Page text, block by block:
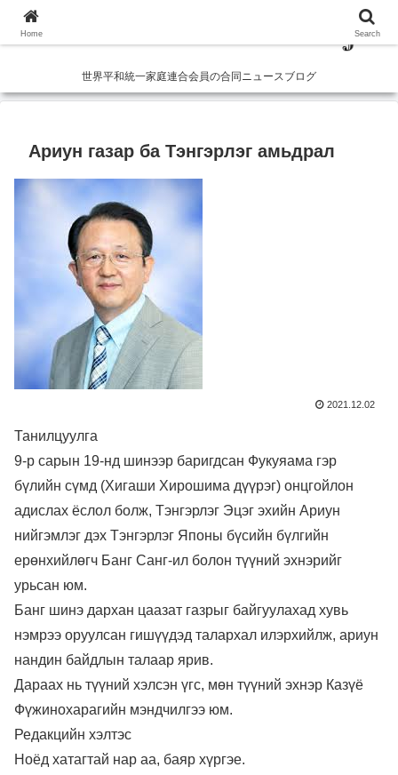
世界平和統一家庭連合会員の合同ニュースブログ
Ариун газар ба Тэнгэрлэг амьдрал
2021.12.02
Танилцуулга
9-р сарын 19-нд шинээр баригдсан Фукуяама гэр
бүлийн сүмд (Хигаши Хирошима дүүрэг) онцгойлон
адислах ёслол болж, Тэнгэрлэг Эцэг эхийн Ариун
нийгэмлэг дэх Тэнгэрлэг Японы бүсийн бүлгийн
ерөнхийлөгч Банг Санг-ил болон түүний эхнэрийг
урьсан юм.
Банг шинэ дархан цаазат газрыг байгуулахад хувь
нэмрээ оруулсан гишүүдэд талархал илэрхийлж, ариун
нандин байдлын талаар ярив.
Дараах нь түүний хэлсэн үгс, мөн түүний эхнэр Казүё
Фүжинохарагийн мэндчилгээ юм.
Редакцийн хэлтэс
Ноёд хатагтай нар аа, баяр хүргэе.
Home Search